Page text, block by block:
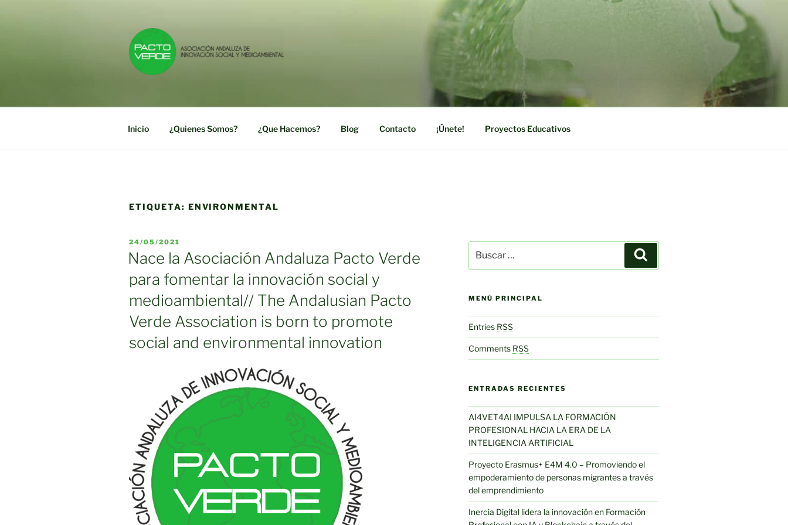
Inicio ¿Quienes Somos? ¿Que Hacemos? Blog Contacto ¡Únete! Proyectos Educativos
ETIQUETA: ENVIRONMENTAL
PUBLICADO
EL
24/05/2021
Nace la Asociación Andaluza Pacto Verde
para fomentar la innovación social y
medioambiental// The Andalusian Pacto
Verde Association is born to promote
social and environmental innovation
por:
MENÚ PRINCIPAL
Entries RSS
Comments RSS
ENTRADAS RECIENTES
AI4VET4AI IMPULSA LA FORMACIÓN
PROFESIONAL HACIA LA ERA DE LA
INTELIGENCIA ARTIFICIAL
Proyecto Erasmus+ E4M 4.0 – Promoviendo el
empoderamiento de personas migrantes a través
del emprendimiento
Inercia Digital lidera la innovación en Formación